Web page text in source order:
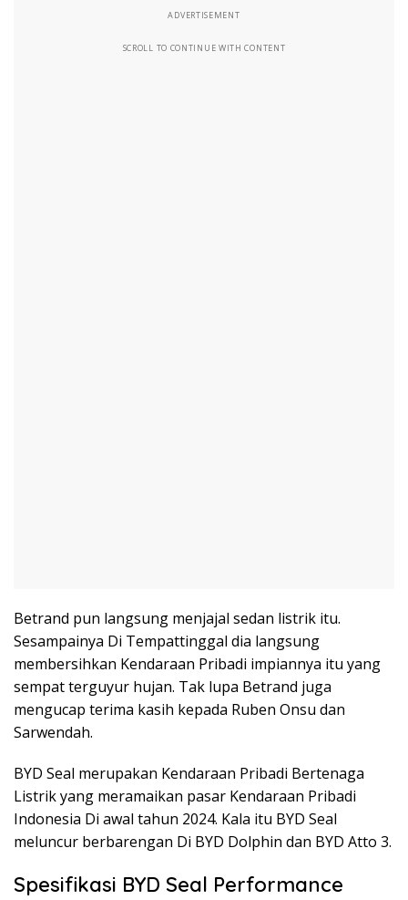
ADVERTISEMENT
SCROLL TO CONTINUE WITH CONTENT
Betrand pun langsung menjajal sedan listrik itu.
Sesampainya Di Tempattinggal dia langsung
membersihkan Kendaraan Pribadi impiannya itu yang
sempat terguyur hujan. Tak lupa Betrand juga
mengucap terima kasih kepada Ruben Onsu dan
Sarwendah.
BYD Seal merupakan Kendaraan Pribadi Bertenaga
Listrik yang meramaikan pasar Kendaraan Pribadi
Indonesia Di awal tahun 2024. Kala itu BYD Seal
meluncur berbarengan Di BYD Dolphin dan BYD Atto 3.
Spesifikasi BYD Seal Performance